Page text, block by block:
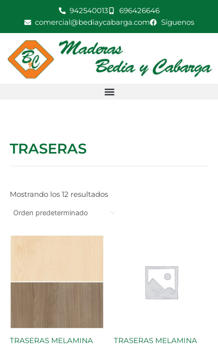
942540013
696426646
comercial@bediaycabarga.com
Síguenos
TRASERAS
Mostrando los 12 resultados
TRASERAS MELAMINA
TRASERAS MELAMINA